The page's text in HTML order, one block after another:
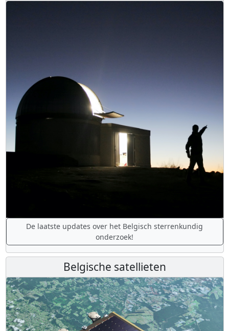
De laatste updates over het Belgisch sterrenkundig
onderzoek!
Belgische satellieten